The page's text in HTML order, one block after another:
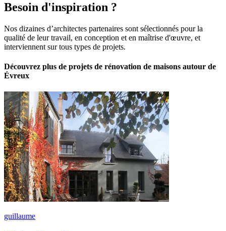
Besoin d'inspiration ?
Nos dizaines d’architectes partenaires sont sélectionnés pour la
qualité de leur travail, en conception et en maîtrise d'œuvre, et
interviennent sur tous types de projets.
Découvrez plus de projets de rénovation de maisons autour de
Évreux
guillaume